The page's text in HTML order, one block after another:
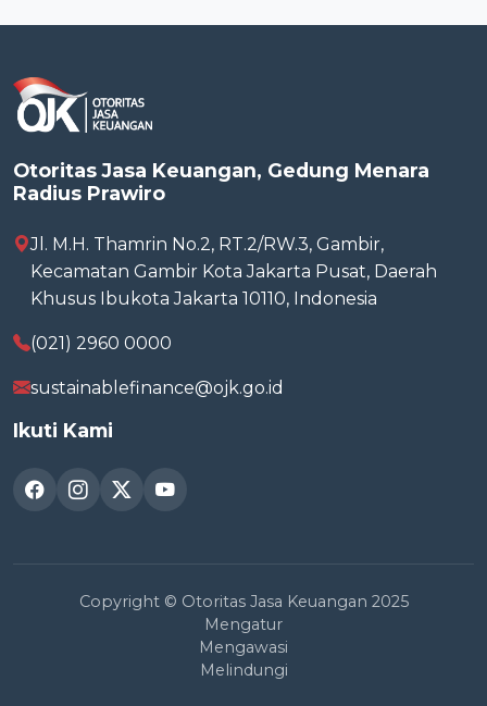
Otoritas Jasa Keuangan, Gedung Menara
Radius Prawiro
Jl. M.H. Thamrin No.2, RT.2/RW.3, Gambir,
Kecamatan Gambir Kota Jakarta Pusat, Daerah
Khusus Ibukota Jakarta 10110, Indonesia
(021) 2960 0000
sustainablefinance@ojk.go.id
Ikuti Kami
Copyright © Otoritas Jasa Keuangan 2025
Mengatur
Mengawasi
Melindungi